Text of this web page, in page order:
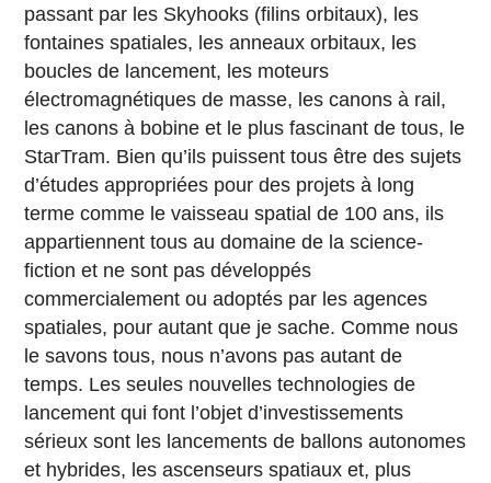
passant par les Skyhooks (filins orbitaux), les
fontaines spatiales, les anneaux orbitaux, les
boucles de lancement, les moteurs
électromagnétiques de masse, les canons à rail,
les canons à bobine et le plus fascinant de tous, le
StarTram. Bien qu’ils puissent tous être des sujets
d’études appropriées pour des projets à long
terme comme le vaisseau spatial de 100 ans, ils
appartiennent tous au domaine de la science-
fiction et ne sont pas développés
commercialement ou adoptés par les agences
spatiales, pour autant que je sache. Comme nous
le savons tous, nous n’avons pas autant de
temps. Les seules nouvelles technologies de
lancement qui font l’objet d’investissements
sérieux sont les lancements de ballons autonomes
et hybrides, les ascenseurs spatiaux et, plus